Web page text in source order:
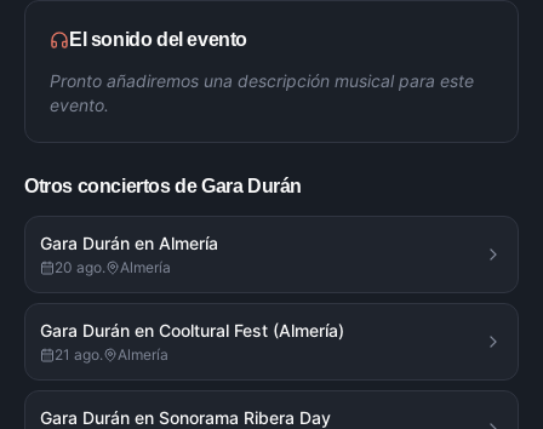
El sonido del evento
Pronto añadiremos una descripción musical para este
evento.
Otros conciertos deGara Durán
Gara Durán en Almería
20 ago. Almería
Gara Durán en Cooltural Fest (Almería)
21 ago. Almería
Gara Durán en Sonorama Ribera Day